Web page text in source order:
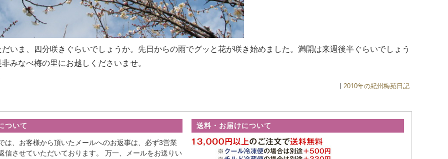
いま、四分咲きぐらいでしょうか。先日からの雨でグッと花が咲き始めました。満開は来週後半ぐらいでしょう
みなべ梅の里にお越しくださいませ。
2010年の紀州梅苑日記
ついて
は、お客様から頂いたメールへのお返事は、必ず3営業
信させていただいております。 万一、メールをお送りい
送料・お届けについて